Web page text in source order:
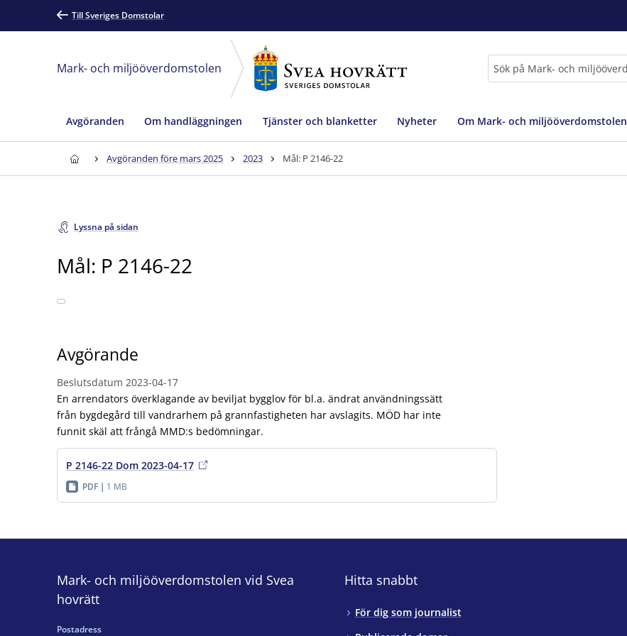
Till Sveriges Domstolar
Mark- och miljööverdomstolen
Avgöranden Om handläggningen Tjänster och blanketter Nyheter Om Mark- och miljööverdomstolen
Avgöranden före mars 2025 2023 Mål: P 2146-22
Lyssna på sidan
Mål: P 2146-22
Avgörande
Beslutsdatum 2023-04-17
En arrendators överklagande av beviljat bygglov för bl.a. ändrat användningssätt
från bygdegård till vandrarhem på grannfastigheten har avslagits. MÖD har inte
funnit skäl att frångå MMD:s bedömningar.
P 2146-22 Dom 2023-04-17
PDF 1 MB
Mark- och miljööverdomstolen vid Svea
hovrätt
Postadress
Hitta snabbt
För dig som journalist